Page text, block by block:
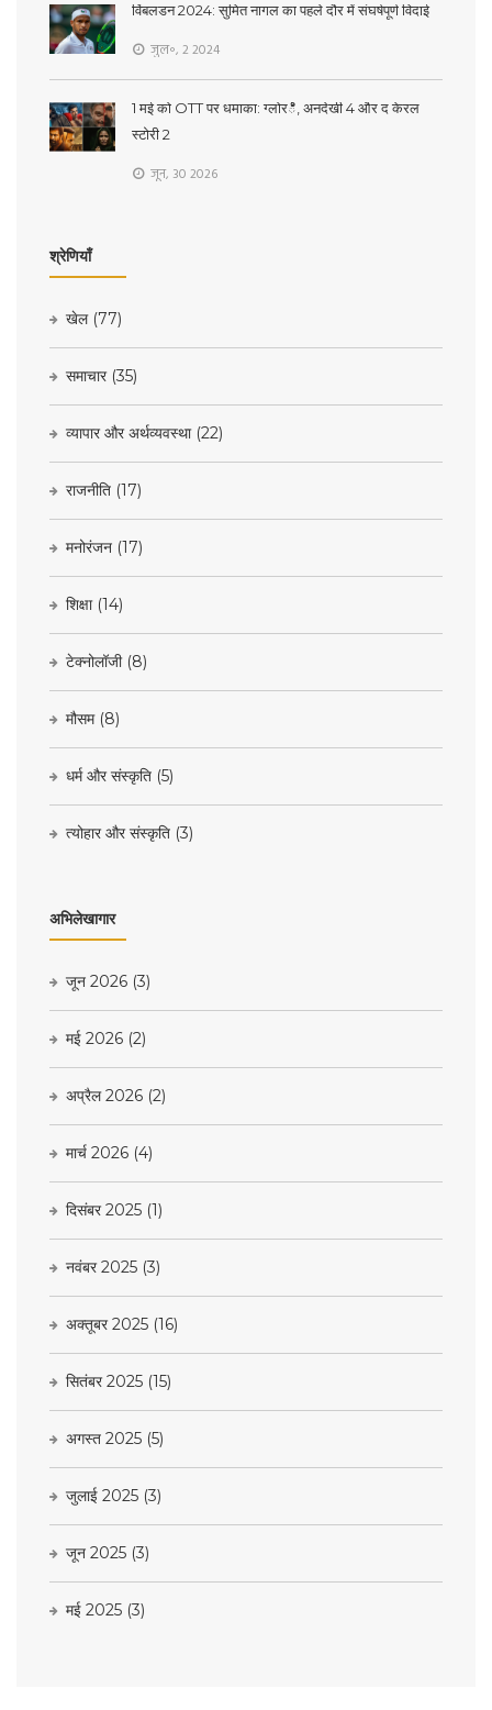
विंबलडन 2024: सुमित नागल का पहले दौर में संघर्षपूर्ण विदाई
जुल॰, 2 2024
1 मई को OTT पर धमाका: ग्लोरీ, अनदेखी 4 और द केरल
स्टोरी 2
जून, 30 2026
श्रेणियाँ
खेल (77)
समाचार (35)
व्यापार और अर्थव्यवस्था (22)
राजनीति (17)
मनोरंजन (17)
शिक्षा (14)
टेक्नोलॉजी (8)
मौसम (8)
धर्म और संस्कृति (5)
त्योहार और संस्कृति (3)
अभिलेखागार
जून 2026 (3)
मई 2026 (2)
अप्रैल 2026 (2)
मार्च 2026 (4)
दिसंबर 2025 (1)
नवंबर 2025 (3)
अक्तूबर 2025 (16)
सितंबर 2025 (15)
अगस्त 2025 (5)
जुलाई 2025 (3)
जून 2025 (3)
मई 2025 (3)